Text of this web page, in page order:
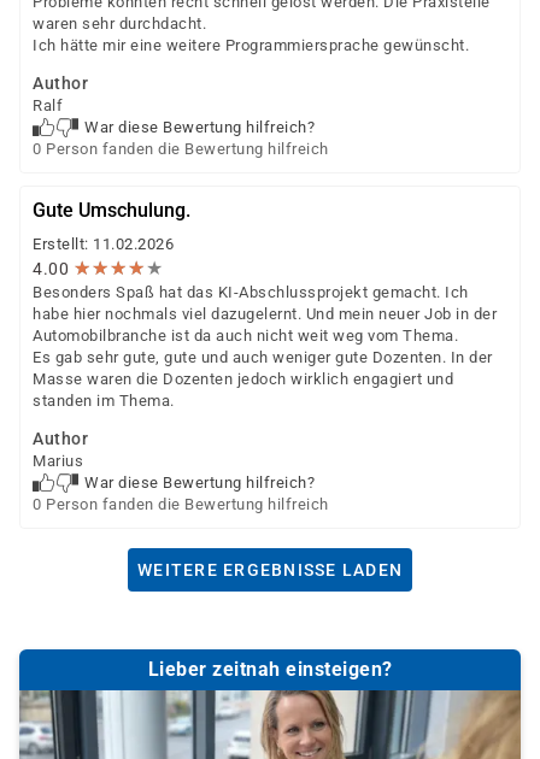
waren sehr durchdacht.
Ich hätte mir eine weitere Programmiersprache gewünscht.
Author
Ralf
War diese Bewertung hilfreich?
0 Person fanden die Bewertung hilfreich
Gute Umschulung.
Erstellt: 11.02.2026
4.00 ★★★★★
★★★★★
Besonders Spaß hat das KI-Abschlussprojekt gemacht. Ich
habe hier nochmals viel dazugelernt. Und mein neuer Job in der
Automobilbranche ist da auch nicht weit weg vom Thema.
Es gab sehr gute, gute und auch weniger gute Dozenten. In der
Masse waren die Dozenten jedoch wirklich engagiert und
standen im Thema.
Author
Marius
War diese Bewertung hilfreich?
0 Person fanden die Bewertung hilfreich
WEITERE ERGEBNISSE LADEN
Lieber zeitnah einsteigen?